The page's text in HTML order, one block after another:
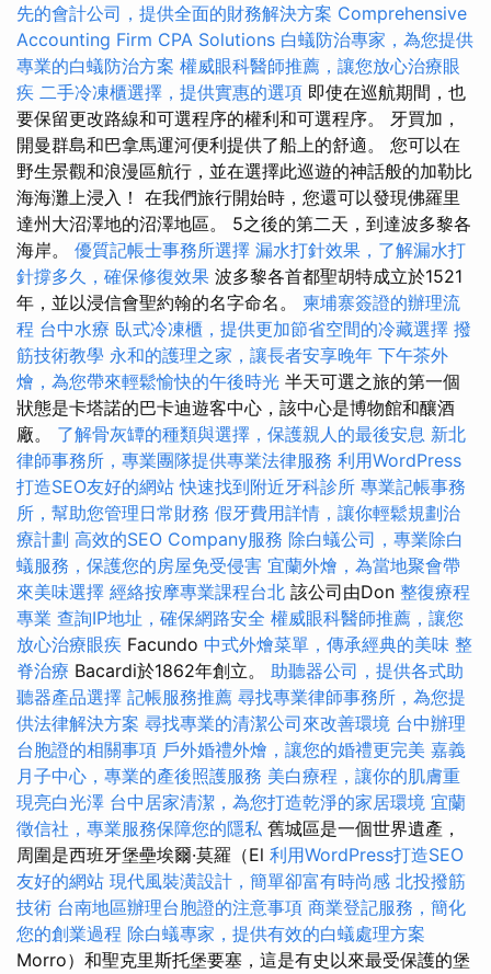
先的會計公司，提供全面的財務解決方案 Comprehensive
Accounting Firm CPA Solutions 白蟻防治專家，為您提供
專業的白蟻防治方案 權威眼科醫師推薦，讓您放心治療眼
疾 二手冷凍櫃選擇，提供實惠的選項 即使在巡航期間，也
要保留更改路線和可選程序的權利和可選程序。 牙買加，
開曼群島和巴拿馬運河便利提供了船上的舒適。 您可以在
野生景觀和浪漫區航行，並在選擇此巡遊的神話般的加勒比
海海灘上浸入！ 在我們旅行開始時，您還可以發現佛羅里
達州大沼澤地的沼澤地區。 5之後的第二天，到達波多黎各
海岸。 優質記帳士事務所選擇 漏水打針效果，了解漏水打
針撐多久，確保修復效果 波多黎各首都聖胡特成立於1521
年，並以浸信會聖約翰的名字命名。 柬埔寨簽證的辦理流
程 台中水療 臥式冷凍櫃，提供更加節省空間的冷藏選擇 撥
筋技術教學 永和的護理之家，讓長者安享晚年 下午茶外
燴，為您帶來輕鬆愉快的午後時光 半天可選之旅的第一個
狀態是卡塔諾的巴卡迪遊客中心，該中心是博物館和釀酒
廠。 了解骨灰罈的種類與選擇，保護親人的最後安息 新北
律師事務所，專業團隊提供專業法律服務 利用WordPress
打造SEO友好的網站 快速找到附近牙科診所 專業記帳事務
所，幫助您管理日常財務 假牙費用詳情，讓你輕鬆規劃治
療計劃 高效的SEO Company服務 除白蟻公司，專業除白
蟻服務，保護您的房屋免受侵害 宜蘭外燴，為當地聚會帶
來美味選擇 經絡按摩專業課程台北 該公司由Don 整復療程
專業 查詢IP地址，確保網路安全 權威眼科醫師推薦，讓您
放心治療眼疾 Facundo 中式外燴菜單，傳承經典的美味 整
脊治療 Bacardi於1862年創立。 助聽器公司，提供各式助
聽器產品選擇 記帳服務推薦 尋找專業律師事務所，為您提
供法律解決方案 尋找專業的清潔公司來改善環境 台中辦理
台胞證的相關事項 戶外婚禮外燴，讓您的婚禮更完美 嘉義
月子中心，專業的產後照護服務 美白療程，讓你的肌膚重
現亮白光澤 台中居家清潔，為您打造乾淨的家居環境 宜蘭
徵信社，專業服務保障您的隱私 舊城區是一個世界遺產，
周圍是西班牙堡壘埃爾·莫羅（El 利用WordPress打造SEO
友好的網站 現代風裝潢設計，簡單卻富有時尚感 北投撥筋
技術 台南地區辦理台胞證的注意事項 商業登記服務，簡化
您的創業過程 除白蟻專家，提供有效的白蟻處理方案
Morro）和聖克里斯托堡要塞，這是有史以來最受保護的堡